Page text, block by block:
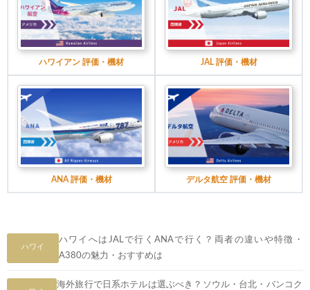
ハワイアン 評価・機材 JAL 評価・機材
ANA 評価・機材 デルタ航空 評価・機材
ハワイ
ハワイへはJALで行くANAで行く？両者の違いや特徴・
A380の魅力・おすすめは
海外旅行で日系ホテルは選ぶべき？ソウル・台北・バンコク